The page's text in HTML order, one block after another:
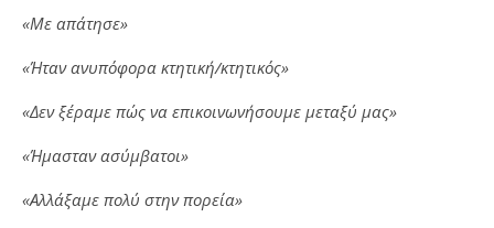
«Με απάτησε»
«Ήταν ανυπόφορα κτητική/κτητικός»
«Δεν ξέραμε πώς να επικοινωνήσουμε μεταξύ μας»
«Ήμασταν ασύμβατοι»
«Αλλάξαμε πολύ στην πορεία»